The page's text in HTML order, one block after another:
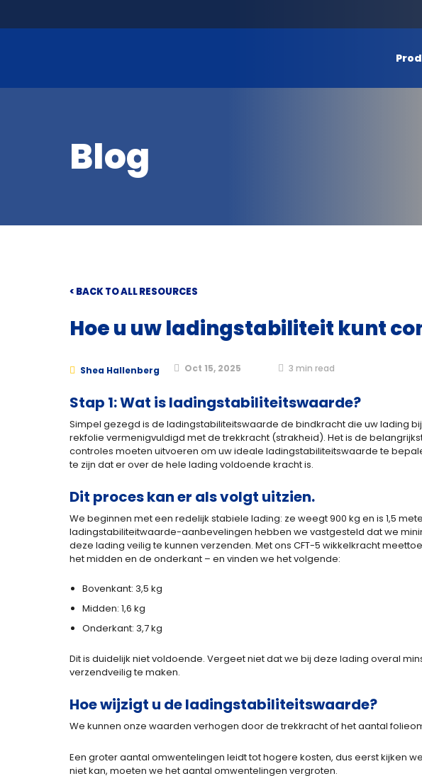
Blog
< BACK TO ALL RESOURCES
Hoe u uw ladingstabiliteit kunt
Shea Hallenberg Oct 15, 2025 3 min read
Stap 1: Wat is ladingstabiliteitswaarde?
Simpel gezegd is de ladingstabiliteitswaarde de bindkracht die uw lading
rekfolie vermenigvuldigd met de trekkracht (strakheid). Het is de
controles moeten uitvoeren om uw ideale ladingstabiliteitswaarde te
te zijn dat er over de hele lading voldoende kracht is.
Dit proces kan er als volgt uitzien.
We beginnen met een redelijk stabiele lading: ze weegt 900 kg en is 1,5
ladingstabiliteitwaarde-aanbevelingen hebben we vastgesteld dat we
deze lading veilig te kunnen verzenden. Met ons CFT-5 wikkelkracht
het midden en de onderkant – en vinden we het volgende:
Bovenkant: 3,5 kg
Midden: 1,6 kg
Onderkant: 3,7 kg
Dit is duidelijk niet voldoende. Vergeet niet dat we bij deze lading overal
verzendveilig te maken.
Hoe wijzigt u de ladingstabiliteitswaarde?
We kunnen onze waarden verhogen door de trekkracht of het aantal
Een groter aantal omwentelingen leidt tot hogere kosten, dus eerst kijken
niet kan, moeten we het aantal omwentelingen vergroten.